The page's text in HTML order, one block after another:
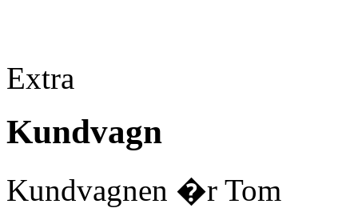
Extra
Kundvagn
Kundvagnen �r Tom